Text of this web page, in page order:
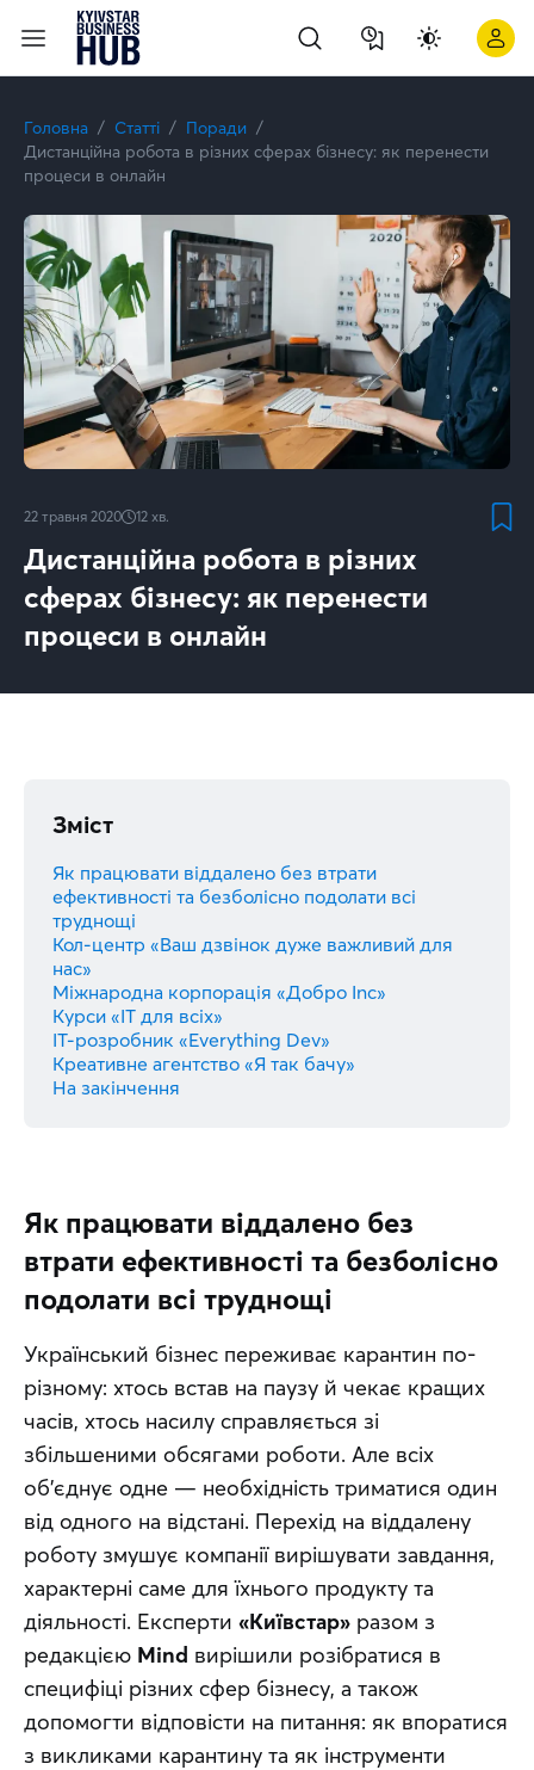
Головна Статті
Поради
Дистанційна робота в різних сферах бізнесу: як перенести
процеси в онлайн
22 травня 2020 12 хв.
Дистанційна робота в різних
сферах бізнесу: як перенести
процеси в онлайн
Зміст
Як працювати віддалено без втрати
ефективності та безболісно подолати всі
труднощі
Кол-центр «Ваш дзвінок дуже важливий для
нас»
Міжнародна корпорація «Добро Inc»
Курси «IT для всіх»
IT-розробник «Everything Dev»
Креативне агентство «Я так бачу»
На закінчення
Як працювати віддалено без
втрати ефективності та безболісно
подолати всі труднощі
Український бізнес переживає карантин по-
різному: хтось встав на паузу й чекає кращих
часів, хтось насилу справляється зі
збільшеними обсягами роботи. Але всіх
об’єднує одне — необхідність триматися один
від одного на відстані. Перехід на віддалену
роботу змушує компанії вирішувати завдання,
характерні саме для їхнього продукту та
діяльності. Експерти «Київстар» разом з
редакцією Mind вирішили розібратися в
специфіці різних сфер бізнесу, а також
допомогти відповісти на питання: як впоратися
з викликами карантину та як інструменти